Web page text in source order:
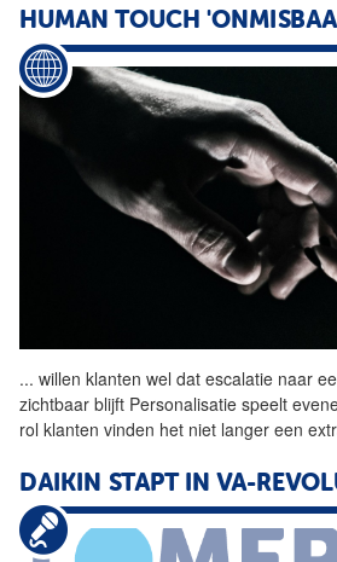
HUMAN TOUCH
... willen klanten wel dat escalatie naar
zichtbaar blijft Personalisatie speelt
rol klanten vinden het niet langer een
DAIKIN STAPT IN VA-